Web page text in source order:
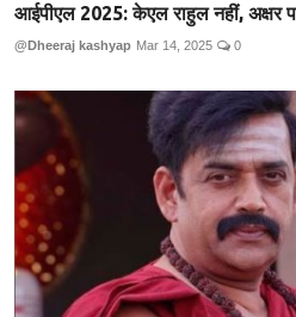
आईपीएल 2025: केएल राहुल नहीं, अक्षर
@Dheeraj kashyap Mar 14, 2025 0